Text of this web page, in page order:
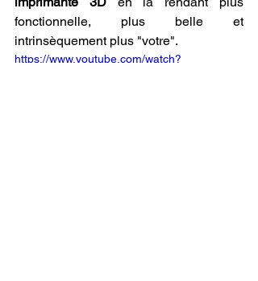
fonctionnelle, plus belle et
intrinsèquement plus "votre".
https://www.youtube.com/watch?